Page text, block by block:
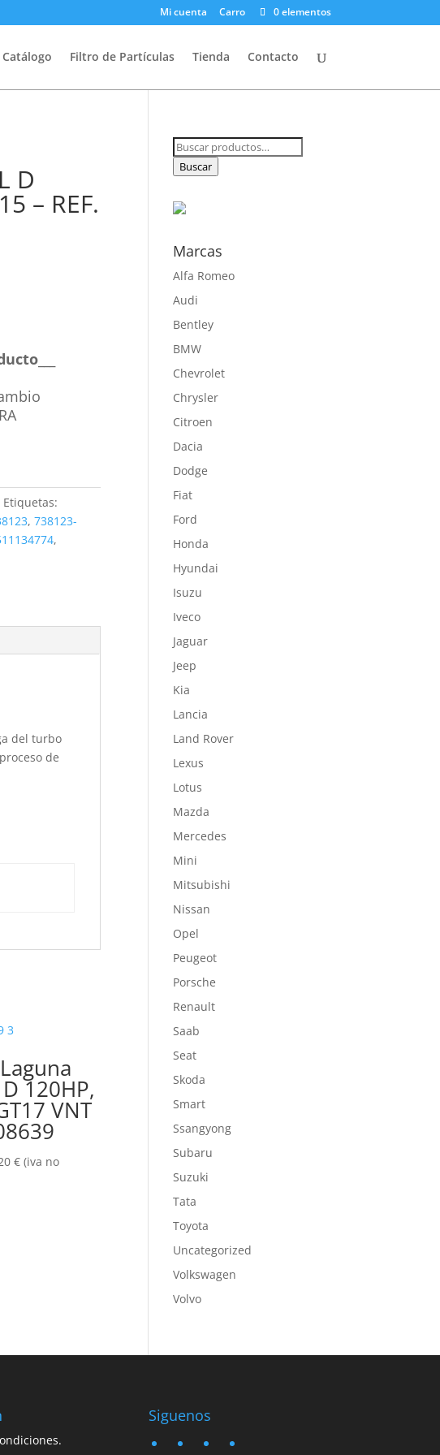
Mi cuenta Carro 0 elementos
Catálogo Filtro de Partículas Tienda Contacto
D
– REF.
Etiquetas:
,738123-
,
del turbo
de
120HP,
VNT
€Rango
(iva no
Buscar
por:
Buscar
Marcas
Alfa Romeo
Audi
Bentley
BMW
Chevrolet
Chrysler
Citroen
Dacia
Dodge
Fiat
Ford
Honda
Hyundai
Isuzu
Iveco
Jaguar
Jeep
Kia
Lancia
Land Rover
Lexus
Lotus
Mazda
Mercedes
Mini
Mitsubishi
Nissan
Opel
Peugeot
Porsche
Renault
Saab
Seat
Skoda
Smart
Ssangyong
Subaru
Suzuki
Tata
Toyota
Uncategorized
Volkswagen
Volvo
Siguenos
twitter instagramfacebook